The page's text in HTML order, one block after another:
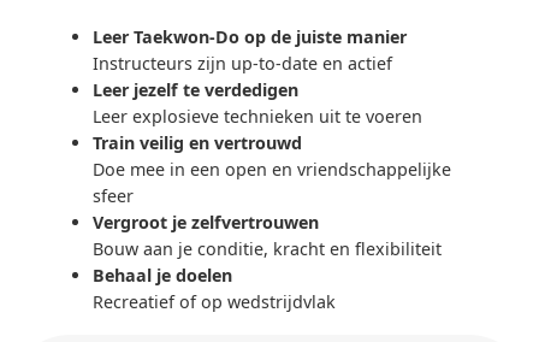
Leer Taekwon-Do op de juiste manier
Instructeurs zijn up-to-date en actief
Leer jezelf te verdedigen
Leer explosieve technieken uit te voeren
Train veilig en vertrouwd
Doe mee in een open en vriendschappelijke
sfeer
Vergroot je zelfvertrouwen
Bouw aan je conditie, kracht en flexibiliteit
Behaal je doelen
Recreatief of op wedstrijdvlak